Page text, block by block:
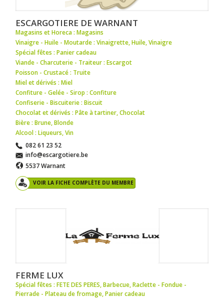
ESCARGOTIERE DE WARNANT
Magasins et Horeca : Magasins
Vinaigre - Huile - Moutarde : Vinaigrette,Huile,Vinaigre
Spécial fêtes : Panier cadeau
Viande - Charcuterie - Traiteur : Escargot
Poisson - Crustacé : Truite
Miel et dérivés : Miel
Confiture - Gelée - Sirop : Confiture
Confiserie - Biscuiterie : Biscuit
Chocolat et dérivés : Pâte à tartiner,Chocolat
Bière : Brune,Blonde
Alcool : Liqueurs,Vin
082 61 23 52
info@escargotiere.be
5537 Warnant
VOIR LA FICHE COMPLÈTE DU MEMBRE
FERME LUX
Spécial fêtes : FETE DES PERES,Barbecue,Raclette - Fondue -
Pierrade - Plateau de fromage,Panier cadeau